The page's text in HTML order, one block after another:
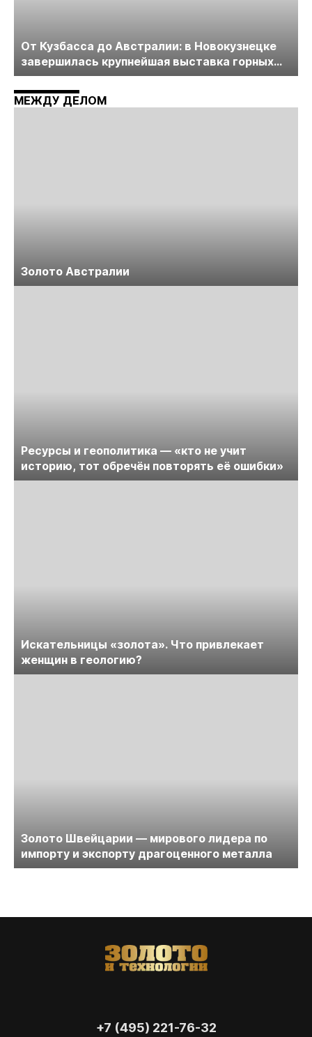
От Кузбасса до Австралии: в Новокузнецке
завершилась крупнейшая выставка горных
технологий «Недра России. Уголь России и
Майнинг»
МЕЖДУ ДЕЛОМ
Золото Австралии
Ресурсы и геополитика — «кто не учит
историю, тот обречён повторять её ошибки»
Искательницы «золота». Что привлекает
женщин в геологию?
Золото Швейцарии — мирового лидера по
импорту и экспорту драгоценного металла
+7 (495) 221-76-32